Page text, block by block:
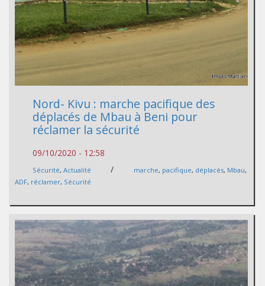
Nord- Kivu : marche pacifique des
déplacés de Mbau à Beni pour
réclamer la sécurité
09/10/2020 - 12:58
Sécurité, Actualité / marche, pacifique, déplacés, Mbau,
ADF, réclamer, Sécurité